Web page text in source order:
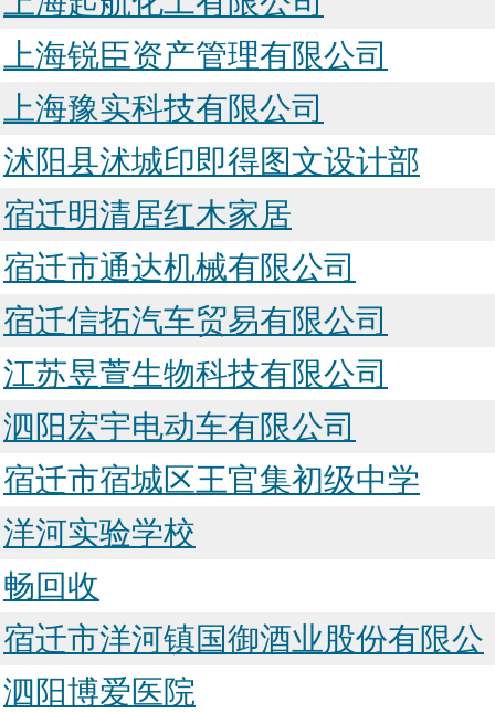
上海锐臣资产管理有限公司
上海豫实科技有限公司
沭阳县沭城印即得图文设计部
宿迁明清居红木家居
宿迁市通达机械有限公司
宿迁信拓汽车贸易有限公司
江苏昱萱生物科技有限公司
泗阳宏宇电动车有限公司
宿迁市宿城区王官集初级中学
洋河实验学校
畅回收
宿迁市洋河镇国御酒业股份有限公
泗阳博爱医院